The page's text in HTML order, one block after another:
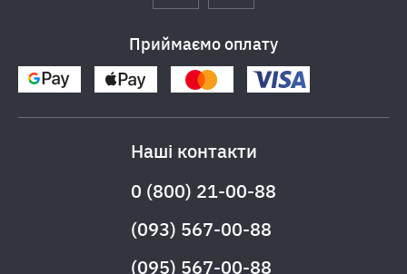
Приймаємо оплату
Наші контакти
0 (800) 21-00-88
(093) 567-00-88
(095) 567-00-88